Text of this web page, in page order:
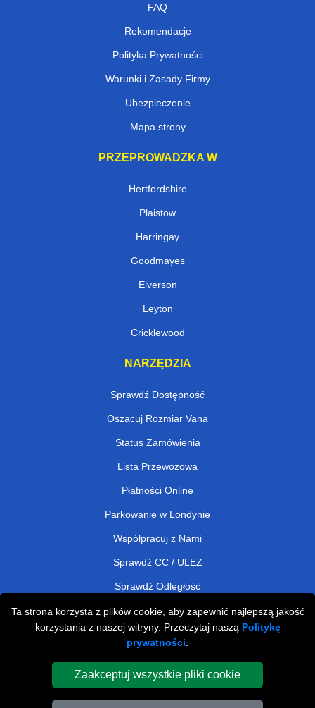
Ta strona korzysta z plików cookie, aby zapewnić najlepszą jakość
korzystania z naszej witryny. Przeczytaj naszą Politykę
prywatności
Zaakceptuj wszystkie pliki cookie
FAQ
Rekomendacje
Polityka Prywatności
Warunki i Zasady Firmy
Ubezpieczenie
Mapa strony
PRZEPROWADZKA W
Hertfordshire
Plaistow
Harringay
Goodmayes
Elverson
Leyton
Cricklewood
NARZĘDZIA
Sprawdź Dostępność
Oszacuj Rozmiar Vana
Status Zamówienia
Lista Przewozowa
Płatności Online
Parkowanie w Londynie
Współpracuj z Nami
Sprawdź CC / ULEZ
Sprawdź Odległość
Man and Van Removals